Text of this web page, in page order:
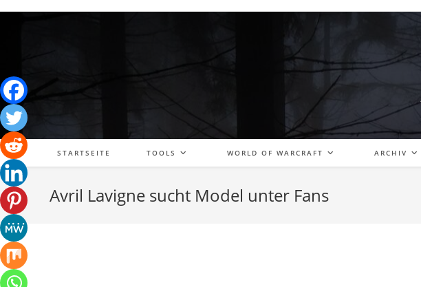
STARTSEITE TOOLS WORLD OF WARCRAFT ARCHIV
Avril Lavigne sucht Model unter Fans